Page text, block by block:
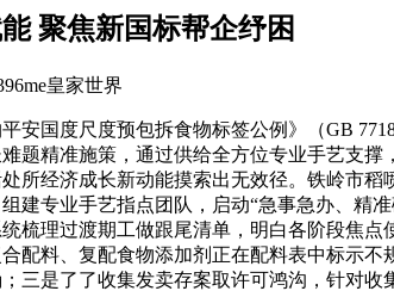
聚焦新国标帮企纾困
皇家世界
国度尺度预包拆食物标签公例》（GB
题精准施策，通过供给全方位专业手艺支
所经济成长新动能摸索出无效径。铁岭市
建专业手艺指点团队，启动“急事急办、精
梳理过渡期工做跟尾清单，明白各阶段焦
配料、复配食物添加剂正在配料表中标示
三是了了收集发卖存案取许可鸿沟，针对